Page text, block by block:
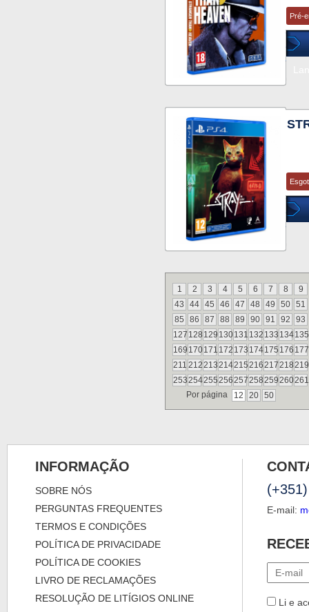
Pré-
1 2 3 4 5 6 7 8
9
43
44 45 46 47 48 49 50 51
85
86 87 88 89 90 91 92
93
127 128 129 130131 132 133 134135
169 170171 172 173 174175 176 177
211 212213214215216217218219
253254255256257258259260261
Por página
12 20 50
INFORMAÇÃO
SOBRE NÓS
PERGUNTAS FREQUENTES
TERMOS E CONDIÇÕES
POLÍTICA DE PRIVACIDADE
POLÍTICA DE COOKIES
LIVRO DE RECLAMAÇÕES
RESOLUÇÃO DE LITÍGIOS ONLINE
E-mail:
Li e